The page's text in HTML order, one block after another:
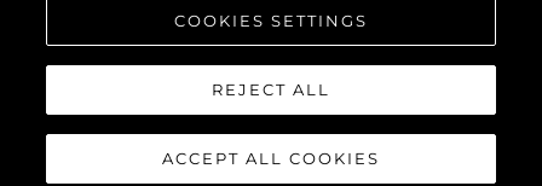
COOKIES SETTINGS
REJECT ALL
ACCEPT ALL COOKIES